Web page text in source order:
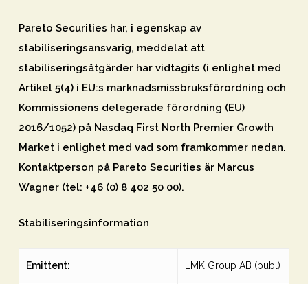
Pareto Securities har, i egenskap av
stabiliseringsansvarig, meddelat att
stabiliseringsåtgärder har vidtagits (i enlighet med
Artikel 5(4) i EU:s marknadsmissbruksförordning och
Kommissionens delegerade förordning (EU)
2016/1052) på Nasdaq First North Premier Growth
Market i enlighet med vad som framkommer nedan.
Kontaktperson på Pareto Securities är Marcus
Wagner (tel: +46 (0) 8 402 50 00).
Stabiliseringsinformation
Emittent: LMK Group AB (publ)